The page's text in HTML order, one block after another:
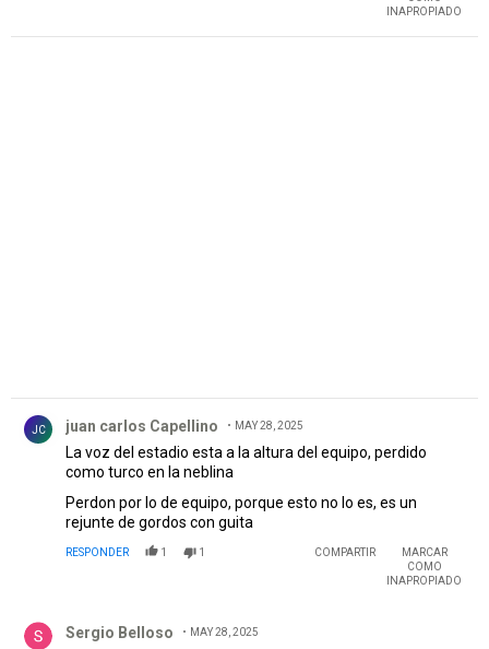
INAPROPIADO
JC juan carlos Capellino MAY 28, 2025
La voz del estadio esta a la altura del equipo, perdido
como turco en la neblina
Perdon por lo de equipo, porque esto no lo es, es un
rejunte de gordos con guita
RESPONDER 1 1 COMPARTIR
MARCAR
COMO
INAPROPIADO
Sergio Belloso MAY 28, 2025